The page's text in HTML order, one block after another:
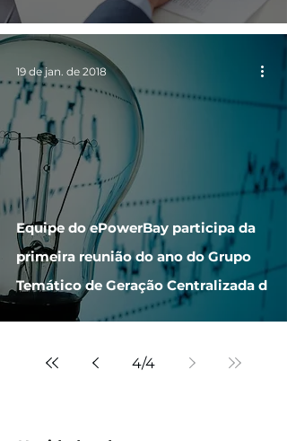
Equipe do ePowerBay participa da
primeira reunião do ano do Grupo
Temático de Geração Centralizada d
19 de jan. de 2018
4/4